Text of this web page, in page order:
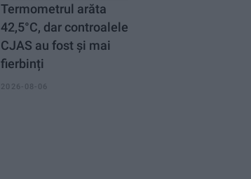
Termometrul arăta
42,5°C, dar controalele
CJAS au fost și mai
fierbinți
2026-08-06